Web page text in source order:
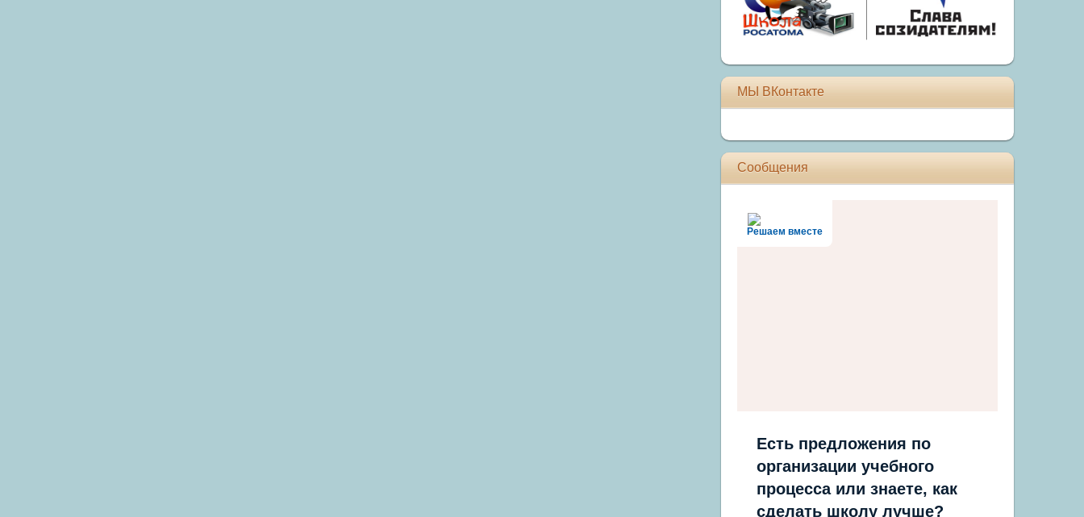
МЫ ВКонтакте
Сообщения
Решаем вместе
Есть предложения по
организации учебного
процесса или знаете, как
сделать школу лучше?